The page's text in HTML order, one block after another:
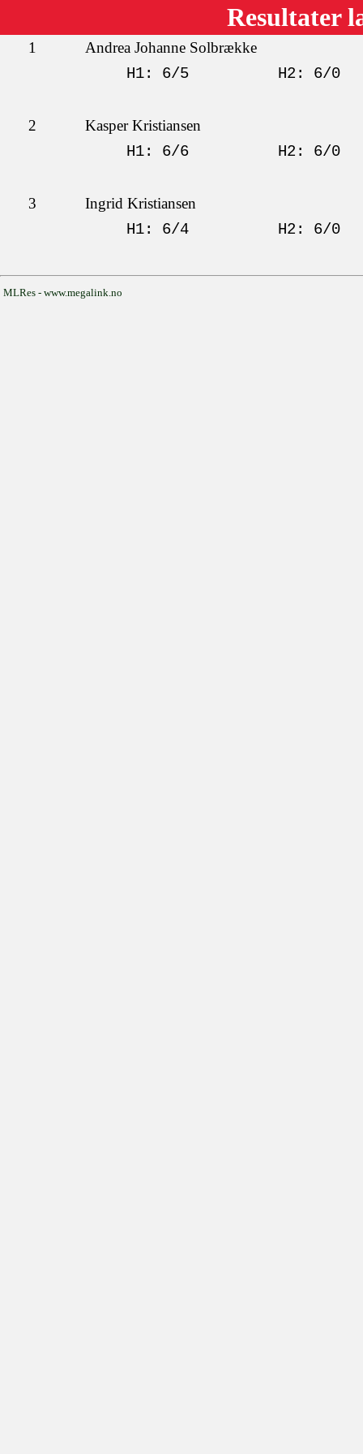
Resultater
1 Andrea Johanne Solbrække
H1: 6/5 H2: 6/0
2 Kasper Kristiansen
H1: 6/6 H2: 6/0
3 Ingrid Kristiansen
H1: 6/4 H2: 6/0
MLRes - www.megalink.no